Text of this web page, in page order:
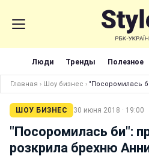
Люди Тренды Полезное
Главная › Шоу бизнес › "Посоромилась
ШОУ БИЗНЕС 30 июня 2018 · 19:00
"Посоромилась би":
розкрила брехню